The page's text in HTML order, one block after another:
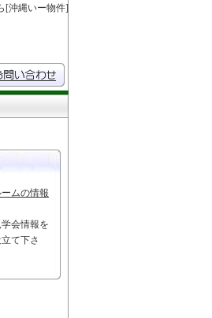
[沖縄いー物件]
ムの情報
会情報を
て下さ